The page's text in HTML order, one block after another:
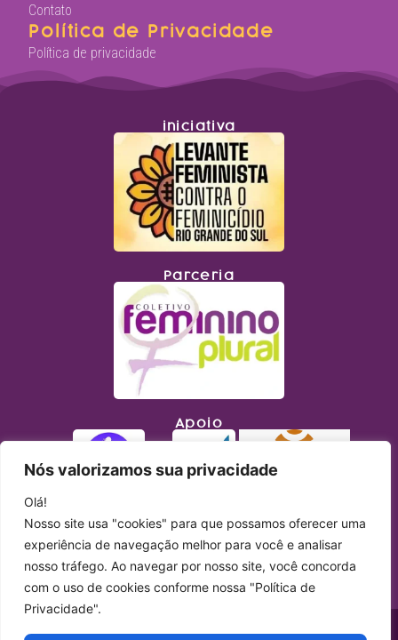
Nós valorizamos sua privacidade
Olá!
Nosso site usa "cookies" para que possamos oferecer uma
experiência de navegação melhor para você e analisar
nosso tráfego. Ao navegar por nosso site, você concorda
com o uso de cookies conforme nossa "Política de
Privacidade".
Contato
Política de Privacidade
Política de privacidade
iniciativa
Parceria
Apoio